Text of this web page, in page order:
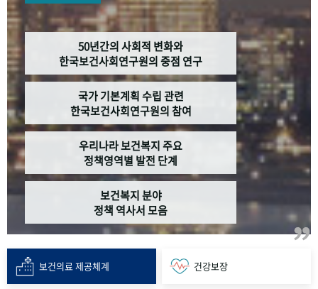
50년간의 사회적 변화와
한국보건사회연구원의 중점 연구
국가 기본계획 수립 관련
한국보건사회연구원의 참여
우리나라 보건복지 주요
정책영역별 발전 단계
보건복지 분야
정책 역사서 모음
보건의료 제공체계 건강보장